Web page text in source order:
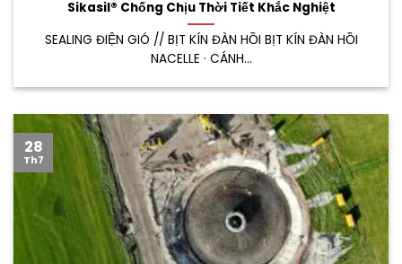
Sikasil® Chống Chịu Thời Tiết Khắc Nghiệt
SEALING ĐIỆN GIÓ // BỊT KÍN ĐÀN HỒI BỊT KÍN ĐÀN HỒI
NACELLE · CÁNH...
28
Th7